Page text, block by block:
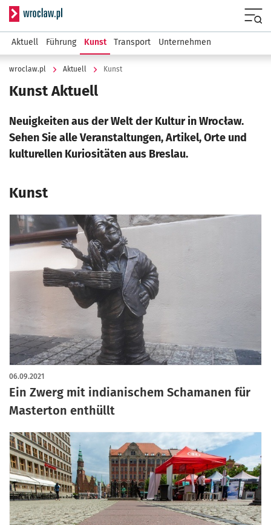
Serwis informacyjny wroclaw.pl
Aktuell Führung Kunst Transport Unternehmen
wroclaw.pl Aktuell Kunst
Kunst Aktuell
Neuigkeiten aus der Welt der Kultur in Wrocław.
Sehen Sie alle Veranstaltungen, Artikel, Orte und
kulturellen Kuriositäten aus Breslau.
Kunst
Ein Zwerg mit indianischem Schamanen für
Masterton enthüllt
06.09.2021